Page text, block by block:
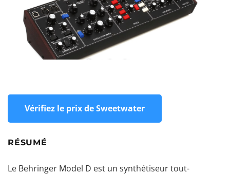
Vérifiez le prix de Sweetwater
RÉSUMÉ
Le Behringer Model D est un synthétiseur tout-